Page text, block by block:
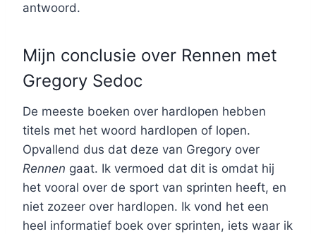
antwoord.
Mijn conclusie over Rennen met
Gregory Sedoc
De meeste boeken over hardlopen hebben
titels met het woord hardlopen of lopen.
Opvallend dus dat deze van Gregory over
Rennen gaat. Ik vermoed dat dit is omdat hij
het vooral over de sport van sprinten heeft, en
niet zozeer over hardlopen. Ik vond het een
heel informatief boek over sprinten, iets waar ik